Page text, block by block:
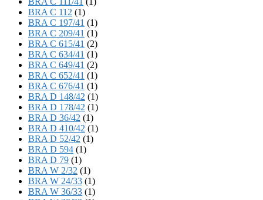
BRA C 112 (1)
BRA C 197/41 (1)
BRA C 209/41 (1)
BRA C 615/41 (2)
BRA C 634/41 (1)
BRA C 649/41 (2)
BRA C 652/41 (1)
BRA C 676/41 (1)
BRA D 148/42 (1)
BRA D 178/42 (1)
BRA D 36/42 (1)
BRA D 410/42 (1)
BRA D 52/42 (1)
BRA D 594 (1)
BRA D 79 (1)
BRA W 2/32 (1)
BRA W 24/33 (1)
BRA W 36/33 (1)